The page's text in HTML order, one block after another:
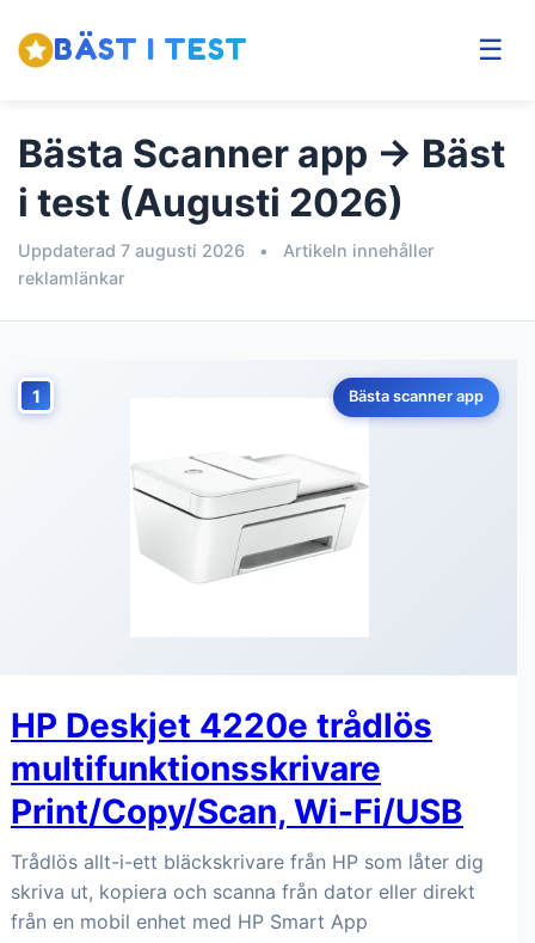
BÄST I TEST ☰
Bästa Scanner app → Bäst
i test (Augusti 2026)
Uppdaterad 7 augusti 2026 •
Artikeln innehåller
reklamlänkar
1 Bästa scanner app
HP Deskjet 4220e trådlös
multifunktionsskrivare
Print/Copy/Scan, Wi-Fi/USB
Trådlös allt-i-ett bläckskrivare från HP som låter dig
skriva ut, kopiera och scanna från dator eller direkt
från en mobil enhet med HP Smart App